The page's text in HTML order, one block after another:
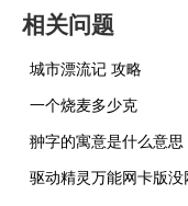
相关问题
城市漂流记 攻略
一个烧麦多少克
翀字的寓意是什么意思